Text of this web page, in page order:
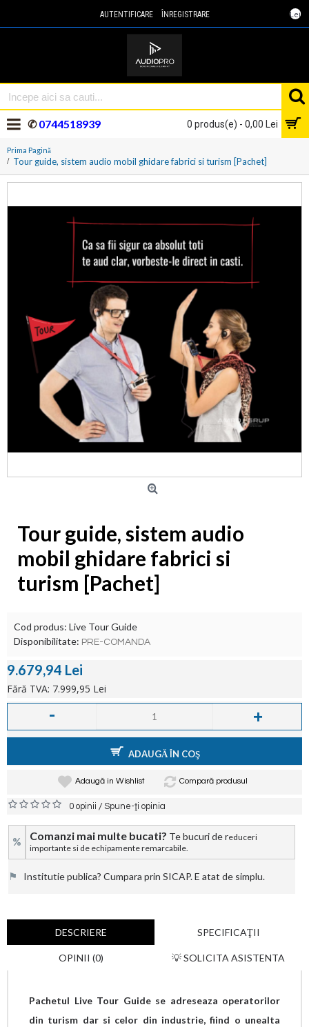
Lei
AUTENTIFICARE ÎNREGISTRARE
0 produs(e) - 0,00 Lei
✆0744518939
Prima Pagină
Tour guide, sistem audio mobil ghidare fabrici si turism [Pachet]
Tour guide, sistem audio
mobil ghidare fabrici si
turism [Pachet]
Cod produs: Live Tour Guide
Disponibilitate: PRE-COMANDA
9.679,94 Lei
Fără TVA: 7.999,95 Lei
- +
ADAUGĂ ÎN COŞ
Adaugă in Wishlist Compară produsul
0 opinii /Spune-ţi opinia
% Comanzi mai multe bucati? Te bucuri de reduceri
importante si de echipamente remarcabile.
⚑ Institutie publica? Cumpara prin SICAP. E atat de simplu.
DESCRIERE SPECIFICAŢII
OPINII (0) 💡 SOLICITA ASISTENTA
Pachetul Live Tour Guide se adreseaza operatorilor
din turism dar si celor din industrie, fiind o unealta